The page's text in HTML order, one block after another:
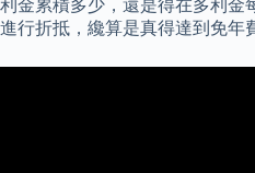
利金累積多少，還是得在多利金
進行折抵，纔算是真得達到免年